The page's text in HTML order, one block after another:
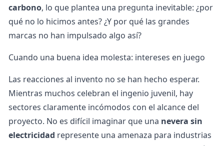
carbono, lo que plantea una pregunta inevitable: ¿por
qué no lo hicimos antes? ¿Y por qué las grandes
marcas no han impulsado algo así?
Cuando una buena idea molesta: intereses en juego
Las reacciones al invento no se han hecho esperar.
Mientras muchos celebran el ingenio juvenil, hay
sectores claramente incómodos con el alcance del
proyecto. No es difícil imaginar que una nevera sin
electricidad represente una amenaza para industrias